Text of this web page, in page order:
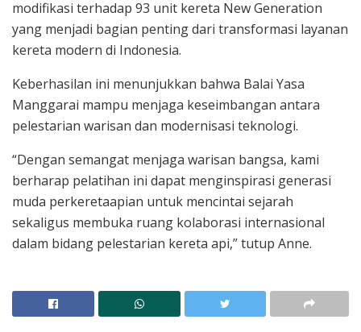
modifikasi terhadap 93 unit kereta New Generation
yang menjadi bagian penting dari transformasi layanan
kereta modern di Indonesia.
Keberhasilan ini menunjukkan bahwa Balai Yasa
Manggarai mampu menjaga keseimbangan antara
pelestarian warisan dan modernisasi teknologi.
“Dengan semangat menjaga warisan bangsa, kami
berharap pelatihan ini dapat menginspirasi generasi
muda perkeretaapian untuk mencintai sejarah
sekaligus membuka ruang kolaborasi internasional
dalam bidang pelestarian kereta api,” tutup Anne.